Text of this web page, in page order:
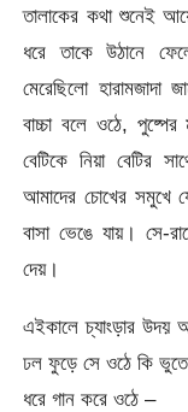
তালাকের কথা শুনেই
ধরে তাকে উঠানে
মেরেছিলো হারামজাদা
বাচ্চা বলে ওঠে,
বেটিকে নিয়া বেটির
আমাদের চোখের সমুখে
বাসা ভেঙে যায়। সে-
দেয়।
এইকালে চ্যাংড়ার উদয়
ঢল ফুড়ে সে ওঠে কি ভুতের
ধরে গান করে ওঠে –